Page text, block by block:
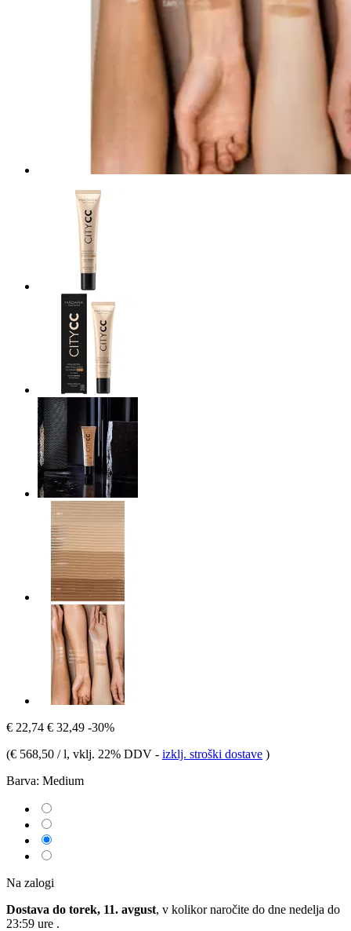
€ 22,74 € 32,49 -30%
(€ 568,50 / l, vklj. 22% DDV - izklj. stroški dostave )
Barva: Medium
Na zalogi
Dostava do torek, 11. avgust, v kolikor naročite do dne nedelja do
23:59 ure .